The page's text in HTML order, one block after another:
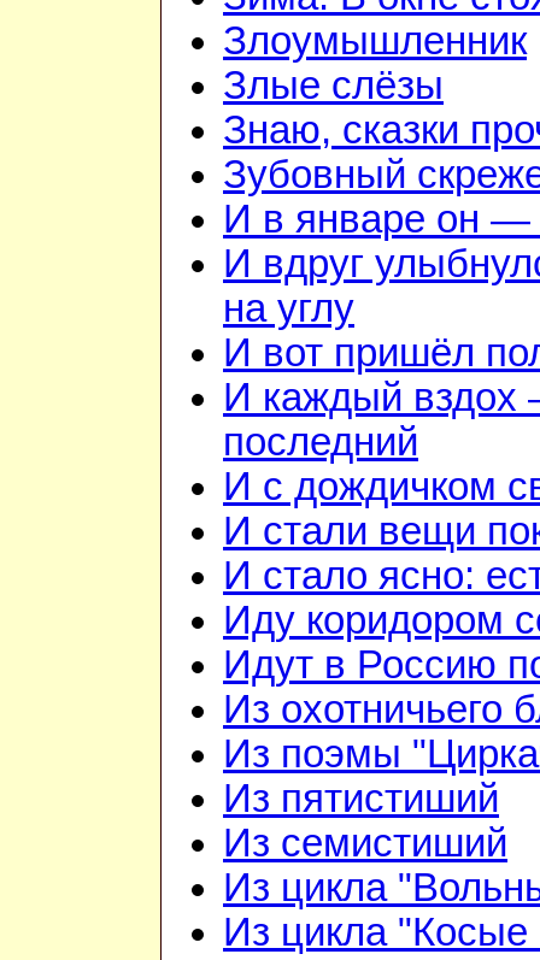
Злоумышленник
Злые слёзы
Знаю, сказки
Зубовный
И в январе он —
И вдруг
на углу
И вот пришёл
И каждый вздох
последний
И с дождичком
И стали вещи
И стало ясно:
Иду коридором
Идут в Россию
Из охотничьего
Из поэмы
Из пятистиший
Из семистиший
Из цикла
Из цикла "Косые